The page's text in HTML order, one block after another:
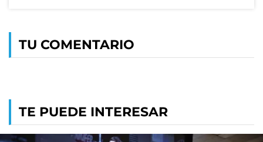
TU COMENTARIO
TE PUEDE INTERESAR